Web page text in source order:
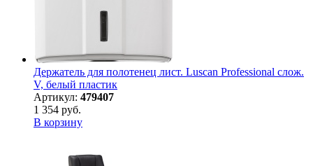
Держатель для полотенец лист. Luscan Professional слож.
V, белый пластик
Артикул: 479407
1 354 руб.
В корзину